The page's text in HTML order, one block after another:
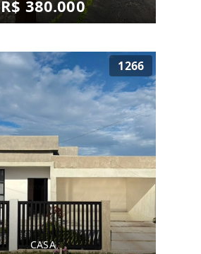
R$ 380.000
1266
CASA